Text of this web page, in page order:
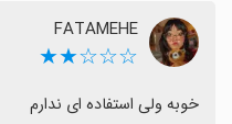
FATAMEHE
☆☆☆★★